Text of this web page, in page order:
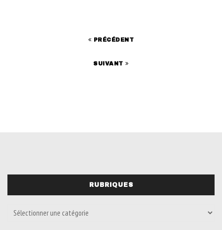
PRÉCÉDENT
SUIVANT
RUBRIQUES